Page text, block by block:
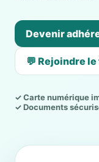
Devenir
💬 Rejoindre
✓ Carte numérique
✓ Documents